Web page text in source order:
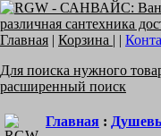
Главная | Корзина | |
Для поиска нужного
расширенный поиск
Главная :